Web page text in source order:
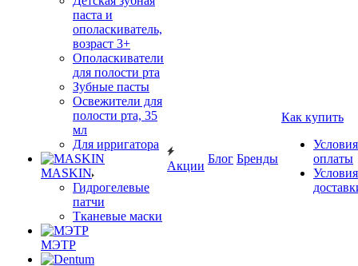
паста и
ополаскиватель,
возраст 3+
Ополаскиватели
для полости рта
Зубные пасты
Освежители для
полости рта, 35
мл
Для ирригатора
MASKIN
Гидрогелевые
патчи
Тканевые маски
МЭТР
Акции
Блог Бренды
Как купить
Условия
оплаты
Условия